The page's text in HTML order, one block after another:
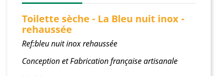
Toilette sèche - La Bleu nuit inox -
rehaussée
Ref:bleu nuit inox rehaussée
Conception et Fabrication française artisanale